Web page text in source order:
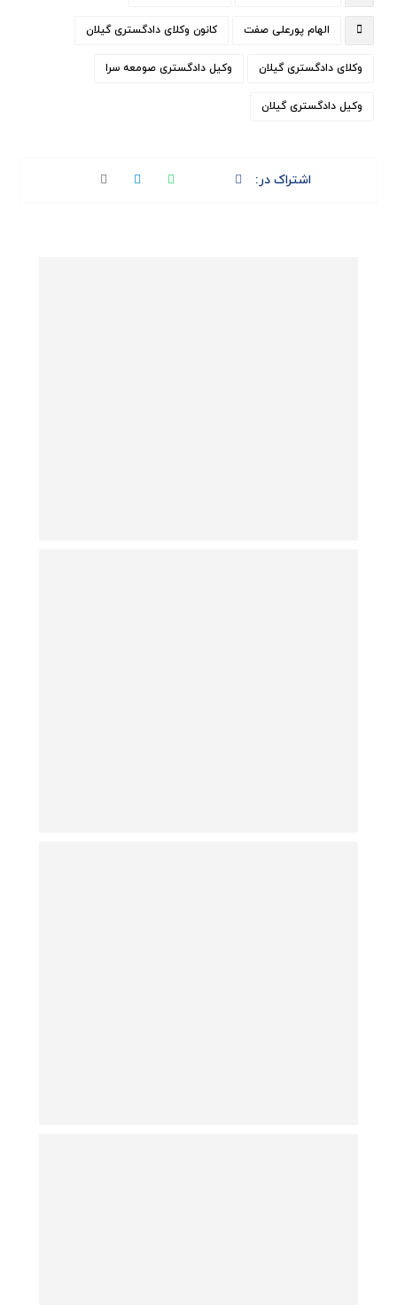
الهام پورعلی صفت کانون وکلای دادگستری گیلان
وکلای دادگستری گیلان وکیل دادگستری صومعه سرا
وکیل دادگستری گیلان